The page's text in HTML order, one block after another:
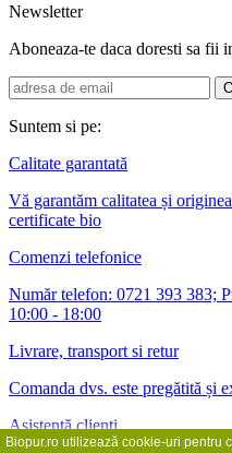
Newsletter
Aboneaza-te daca doresti sa fii
Suntem si pe:
Calitate garantată
Vă garantăm calitatea și
certificate bio
Comenzi telefonice
Număr telefon: 0721 393 383;
10:00 - 18:00
Livrare, transport si retur
Comanda dvs. este pregătită și
Asistență clienți
Biopur.ro utilizează cookie-uri pentru